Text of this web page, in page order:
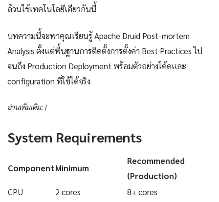
ล้วนใช้เทคโนโลยีเดียวกันนี้
บทความนี้จะพาคุณเรียนรู้ Apache Druid Post-mortem
Analysis ตั้งแต่พื้นฐานการติดตั้งการตั้งค่า Best Practices ไป
จนถึง Production Deployment พร้อมตัวอย่างโค้ดและ
configuration ที่ใช้ได้จริง
อ่านเพิ่มเติม: |
System Requirements
ComponentMinimum
Recommended
(Production)
CPU
2 cores
8+ cores